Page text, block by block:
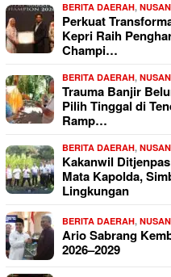
BERITA DAERAH,
Perkuat
Kepri Raih
Champi…
BERITA DAERAH,
Trauma Banjir
Pilih Tinggal di
Ramp…
BERITA DAERAH,
Kakanwil
Mata Kapolda,
Lingkungan
BERITA DAERAH,
Ario Sabrang
2026–2029